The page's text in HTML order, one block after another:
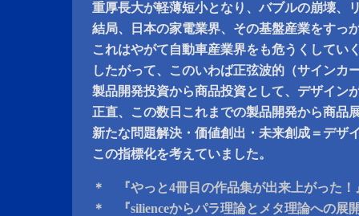
重厚長大が軽薄短小となり、バブルの崩壊、
結局、日本の家電業界、その基盤産業をすっ
これはやがて自動車産業界をも危うくしてい
したがって、このいわば正弦波的（サインカ
製品開発投資から商品投資として、デザイン
正直、この数日これまでの製品開発から商品
新たな問題解決・価値創出・未来創成＝デザ
この指標化を考えていました。
＊ 『やっと4冊目の作品集が出来上がった！
＊ 『silienceからパラ理論とメタ理論への展